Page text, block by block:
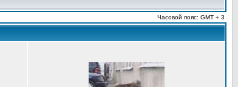
Часовой пояс: GMT + 3